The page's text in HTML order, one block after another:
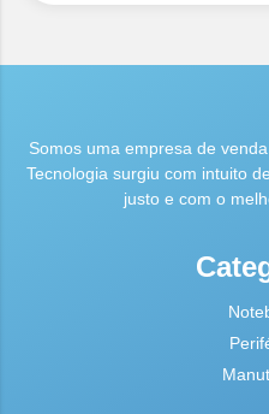
Somos uma empresa de
Tecnologia surgiu com intuito
justo e com o